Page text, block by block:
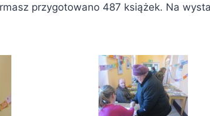
przygotowano 487 książek. Na